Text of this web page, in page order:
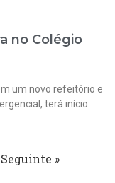
no Colégio
um novo refeitório e
terá início
Seguinte »